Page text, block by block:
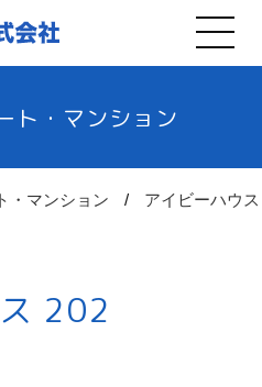
ト・マンション
・マンション アイビーハウス
202